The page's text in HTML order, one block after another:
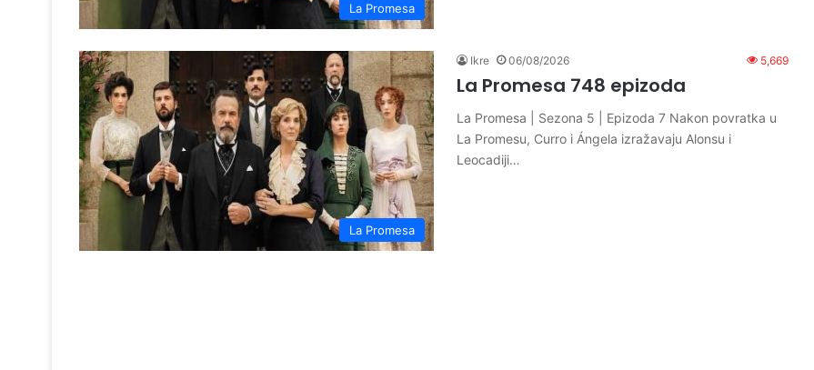
La Promesa
La Promesa
Ikre 06/08/2026 5,669
La Promesa 748 epizoda
La Promesa | Sezona 5 | Epizoda 7 Nakon povratka u
La Promesu, Curro i Ángela izražavaju Alonsu i
Leocadiji…